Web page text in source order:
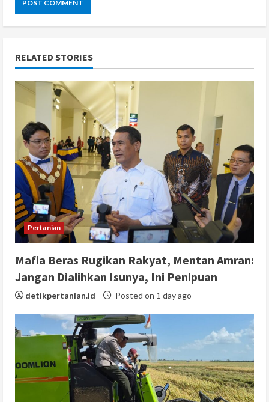
RELATED STORIES
Pertanian
Mafia Beras Rugikan Rakyat, Mentan Amran:
Jangan Dialihkan Isunya, Ini Penipuan
detikpertanian.id Posted on 1 day ago